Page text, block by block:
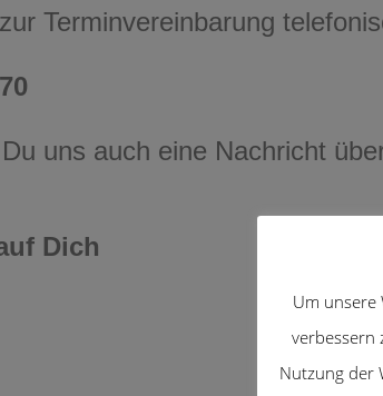
Terminvereinbarung
uns auch eine Nachricht
Dich
Um unsere
verbessern
Nutzung der